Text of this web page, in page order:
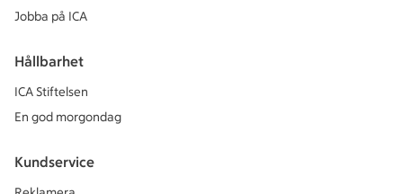
Jobba på ICA
Hållbarhet
ICA Stiftelsen
En god morgondag
Kundservice